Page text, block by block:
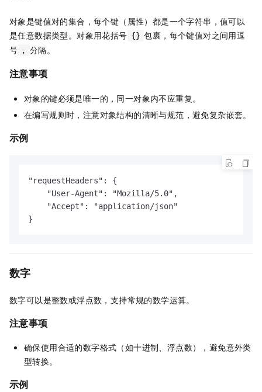
对象是键值对的集合，每个键（属性）都是一个字符串，值可以
是任意数据类型。对象用花括号 {} 包裹，每个键值对之间用逗
号 , 分隔。
注意事项
对象的键必须是唯一的，同一对象内不应重复。
在编写规则时，注意对象结构的清晰与规范，避免复杂嵌套。
示例
"requestHeaders": {
    "User-Agent": "Mozilla/5.0",
    "Accept": "application/json"
}
数字
数字可以是整数或浮点数，支持常规的数学运算。
注意事项
确保使用合适的数字格式（如十进制、浮点数），避免意外类
型转换。
示例